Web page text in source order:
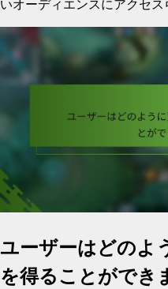
いオーディエンスにアクセス
ユーザーはどのよ
を得ることができ